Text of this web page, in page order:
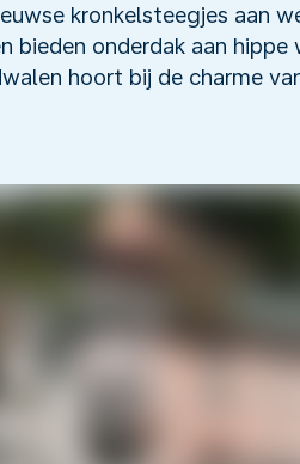
kronkelsteegjes aan
bieden onderdak aan
hoort bij de charme